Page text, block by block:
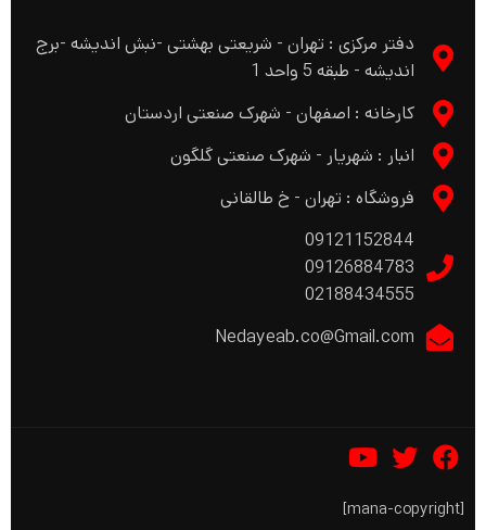
دفتر مرکزی : تهران - شریعتی بهشتی -نبش اندیشه -برج
اندیشه - طبقه 5 واحد 1
کارخانه : اصفهان - شهرک صنعتی اردستان
انبار : شهریار - شهرک صنعتی گلگون
فروشگاه : تهران - خ طالقانی
09121152844
09126884783
02188434555
Nedayeab.co@Gmail.com
[mana-copyright]